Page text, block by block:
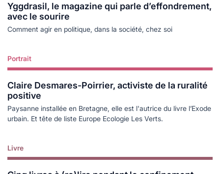
Yggdrasil, le magazine qui parle d’effondrement,
avec le sourire
Comment agir en politique, dans la société, chez soi
Portrait
Claire Desmares-Poirrier, activiste de la ruralité
positive
Paysanne installée en Bretagne, elle est l'autrice du livre l’Exode
urbain. Et tête de liste Europe Ecologie Les Verts.
Lire plus
Livre
Lire plus